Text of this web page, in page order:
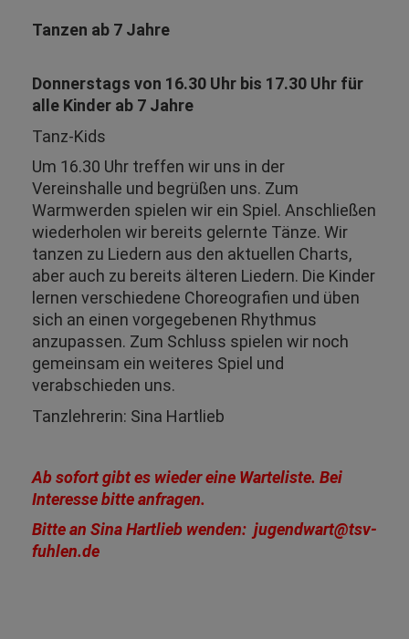
Tanzen ab 7 Jahre
Donnerstags von 16.30 Uhr bis 17.30 Uhr für
alle Kinder ab 7 Jahre
Tanz-Kids
Um 16.30 Uhr treffen wir uns in der
Vereinshalle und begrüßen uns. Zum
Warmwerden spielen wir ein Spiel. Anschließen
wiederholen wir bereits gelernte Tänze. Wir
tanzen zu Liedern aus den aktuellen Charts,
aber auch zu bereits älteren Liedern. Die Kinder
lernen verschiedene Choreografien und üben
sich an einen vorgegebenen Rhythmus
anzupassen. Zum Schluss spielen wir noch
gemeinsam ein weiteres Spiel und
verabschieden uns.
Tanzlehrerin: Sina Hartlieb
Ab sofort gibt es wieder eine Warteliste. Bei
Interesse bitte anfragen.
Bitte an Sina Hartlieb wenden: jugendwart@tsv-
fuhlen.de